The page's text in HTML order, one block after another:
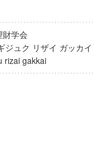
財学会
ジュク リザイ ガッ
rizai gakkai